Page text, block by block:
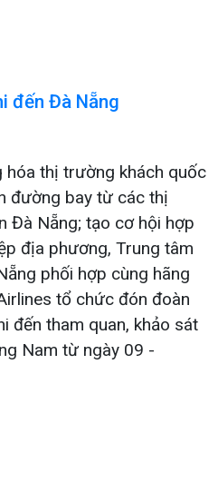
đến Đà Nẵng
hóa thị trường khách quốc
đường bay từ các thị
Đà Nẵng; tạo cơ hội hợp
địa phương, Trung tâm
phối hợp cùng hãng
tổ chức đón đoàn
đến tham quan, khảo sát
Nam từ ngày 09 -